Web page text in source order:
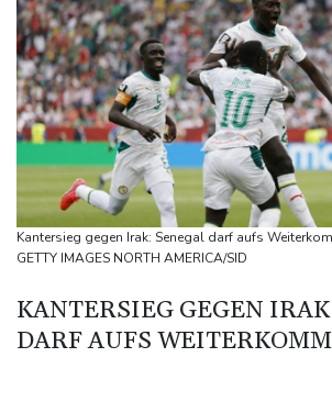
Nordrhein-Westfalen
Menschenrechtsgruppen: Mehr als 140
in Ceuta
Mindestens zehn Tote bei Angriffen der
Jemen
US-Senat stimmt für verschärfte
US-Gericht setzt Bau von Trumps
kündigt Berufung an
Direkt-ICE Berlin-Paris bleibt wegen
Selenskyj erstmals seit Beginn von
gereist
Kantersieg gegen Irak: Senegal darf aufs
GETTY IMAGES NORTH AMERICA/SID
KANTERSIEG GEGEN
DARF AUFS